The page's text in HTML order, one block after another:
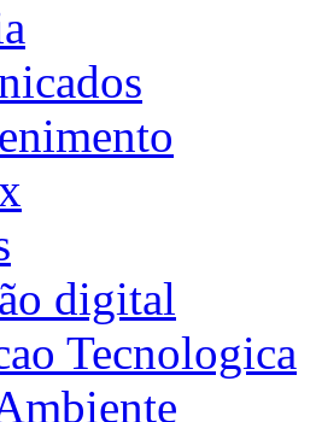
digital
Tecnologica